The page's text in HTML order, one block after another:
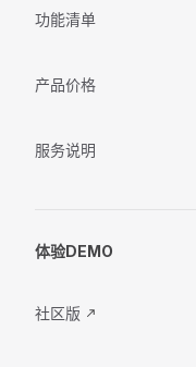
功能清单
产品价格
服务说明
体验DEMO
社区版